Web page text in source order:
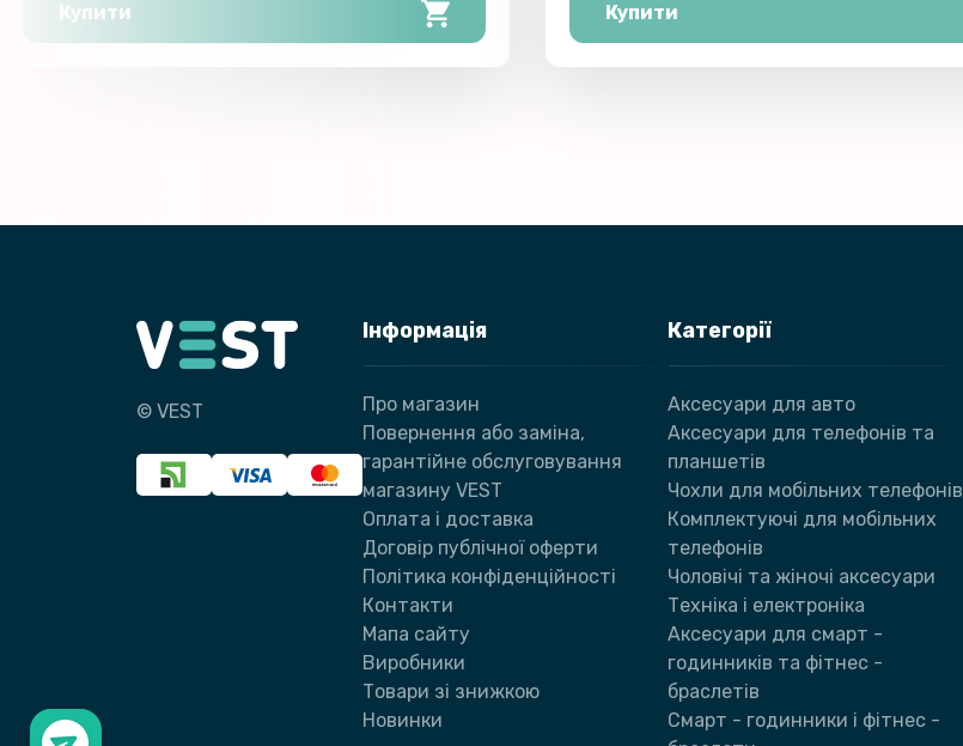
Купити Купити
© VEST
Інформація
Про магазин
Повернення або заміна,
гарантійне обслуговування
магазину VEST
Оплата і доставка
Договір публічної оферти
Політика конфіденційності
Контакти
Мапа сайту
Виробники
Товари зі знижкою
Новинки
Категорії
Аксесуари для авто
Аксесуари для телефонів та
планшетів
Чохли для мобільних телефонів
Комплектуючі для мобільних
телефонів
Чоловічі та жіночі аксесуари
Техніка і електроніка
Аксесуари для смарт -
годинників та фітнес -
браслетів
Смарт - годинники і фітнес -